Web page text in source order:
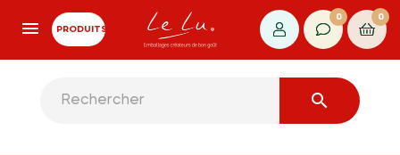
PRODUITS
0 0
